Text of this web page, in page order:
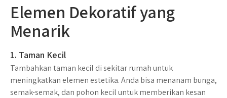
Elemen Dekoratif yang
Menarik
1. Taman Kecil
Tambahkan taman kecil di sekitar rumah untuk
meningkatkan elemen estetika. Anda bisa menanam bunga,
semak-semak, dan pohon kecil untuk memberikan kesan